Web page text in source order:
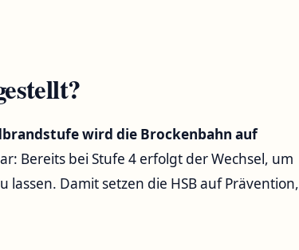
wird die Brockenbahn auf
Bereits bei Stufe 4 erfolgt der Wechsel, um
Damit setzen die HSB auf Prävention,